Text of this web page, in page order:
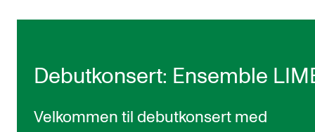
Debutkonsert: Ensemble
Velkommen til debutkonsert med